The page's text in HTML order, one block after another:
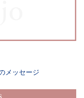
メッセージ